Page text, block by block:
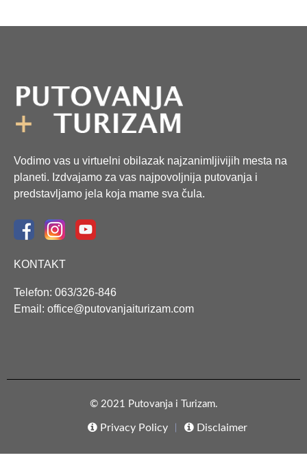
Vodimo vas u virtuelni obilazak najzanimljivijih mesta na
planeti. Izdvajamo za vas najpovoljnija putovanja i
predstavljamo jela koja mame sva čula.
KONTAKT
Telefon: 063/326-846
Email: office@putovanjaiturizam.com
© 2021 Putovanja i Turizam.
Privacy Policy Disclaimer